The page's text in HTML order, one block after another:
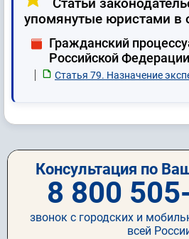
упомянутые юристами в
Гражданский
Российской Федерации
Статья 79. Назначение
Консультация по
8 800
звонок с городских и
всей